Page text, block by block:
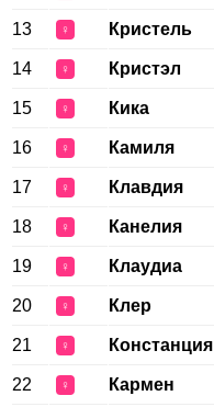
13 ♀ Кристель
14 ♀ Кристэл
15 ♀ Кика
16 ♀ Камиля
17 ♀ Клавдия
18 ♀ Канелия
19 ♀ Клаудиа
20 ♀ Клер
21 ♀ Констанция
22 ♀ Кармен